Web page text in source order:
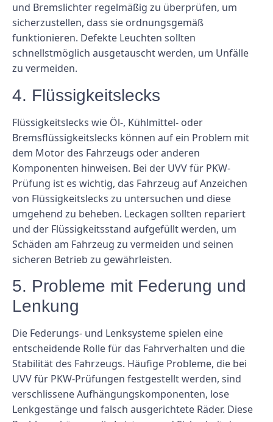
und Bremslichter regelmäßig zu überprüfen, um
sicherzustellen, dass sie ordnungsgemäß
funktionieren. Defekte Leuchten sollten
schnellstmöglich ausgetauscht werden, um Unfälle
zu vermeiden.
4. Flüssigkeitslecks
Flüssigkeitslecks wie Öl-, Kühlmittel- oder
Bremsflüssigkeitslecks können auf ein Problem mit
dem Motor des Fahrzeugs oder anderen
Komponenten hinweisen. Bei der UVV für PKW-
Prüfung ist es wichtig, das Fahrzeug auf Anzeichen
von Flüssigkeitslecks zu untersuchen und diese
umgehend zu beheben. Leckagen sollten repariert
und der Flüssigkeitsstand aufgefüllt werden, um
Schäden am Fahrzeug zu vermeiden und seinen
sicheren Betrieb zu gewährleisten.
5. Probleme mit Federung und
Lenkung
Die Federungs- und Lenksysteme spielen eine
entscheidende Rolle für das Fahrverhalten und die
Stabilität des Fahrzeugs. Häufige Probleme, die bei
UVV für PKW-Prüfungen festgestellt werden, sind
verschlissene Aufhängungskomponenten, lose
Lenkgestänge und falsch ausgerichtete Räder. Diese